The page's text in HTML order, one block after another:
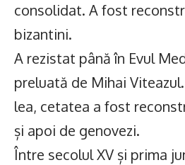
consolidat. A fost
bizantini.
A rezistat până în Evul
preluată de Mihai
lea, cetatea a fost
și apoi de genovezi.
Între secolul XV și prima